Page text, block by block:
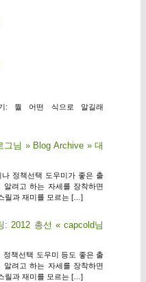
기: 뭘 어떤 식으로 알길래
그님 » Blog Archive » 대
정책선택 도우미가 좋은 출
알려고 하는 자세를 장착하면
릴과 재미를 모르는 […]
: 2012 총선 « capcold님
책선택 도우미 등도 좋은 출
알려고 하는 자세를 장착하면
릴과 재미를 모르는 […]